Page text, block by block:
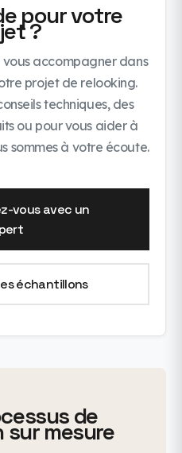
pour votre
?
vous accompagner dans
projet de relooking.
techniques, des
ou pour vous aider à
sommes à votre écoute.
vous avec un
échantillons
de
mesure